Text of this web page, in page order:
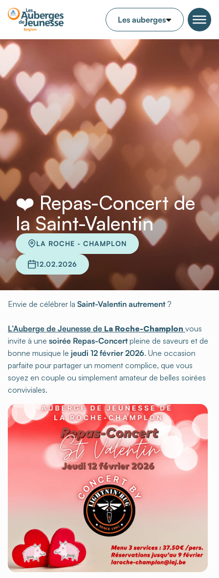
❤️ Repas-Concert de
la Saint-Valentin
LA ROCHE - CHAMPLON
12.02.2026
Envie de célébrer la Saint-Valentin autrement?
L’Auberge de Jeunesse de La Roche-Champlon vous
invite à une soirée Repas-Concertpleine de saveurs et de
bonne musique le jeudi 12 février 2026. Une occasion
parfaite pour partager un moment complice, que vous
soyez en couple ou simplement amateur de belles soirées
conviviales.